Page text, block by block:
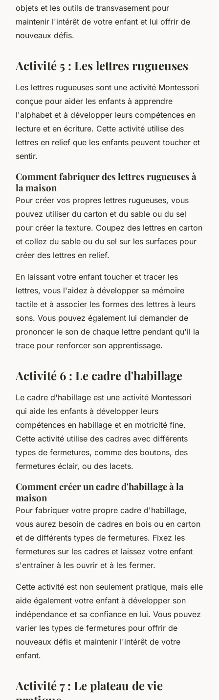
objets et les outils de transvasement pour
maintenir l'intérêt de votre enfant et lui offrir de
nouveaux défis.
Activité 5 : Les lettres rugueuses
Les lettres rugueuses sont une activité Montessori
conçue pour aider les enfants à apprendre
l'alphabet et à développer leurs compétences en
lecture et en écriture. Cette activité utilise des
lettres en relief que les enfants peuvent toucher et
sentir.
Comment fabriquer des lettres rugueuses à
la maison
Pour créer vos propres lettres rugueuses, vous
pouvez utiliser du carton et du sable ou du sel
pour créer la texture. Coupez des lettres en carton
et collez du sable ou du sel sur les surfaces pour
créer des lettres en relief.
En laissant votre enfant toucher et tracer les
lettres, vous l'aidez à développer sa mémoire
tactile et à associer les formes des lettres à leurs
sons. Vous pouvez également lui demander de
prononcer le son de chaque lettre pendant qu'il la
trace pour renforcer son apprentissage.
Activité 6 : Le cadre d'habillage
Le cadre d'habillage est une activité Montessori
qui aide les enfants à développer leurs
compétences en habillage et en motricité fine.
Cette activité utilise des cadres avec différents
types de fermetures, comme des boutons, des
fermetures éclair, ou des lacets.
Comment créer un cadre d'habillage à la
maison
Pour fabriquer votre propre cadre d'habillage,
vous aurez besoin de cadres en bois ou en carton
et de différents types de fermetures. Fixez les
fermetures sur les cadres et laissez votre enfant
s'entraîner à les ouvrir et à les fermer.
Cette activité est non seulement pratique, mais elle
aide également votre enfant à développer son
indépendance et sa confiance en lui. Vous pouvez
varier les types de fermetures pour offrir de
nouveaux défis et maintenir l'intérêt de votre
enfant.
Activité 7 : Le plateau de vie